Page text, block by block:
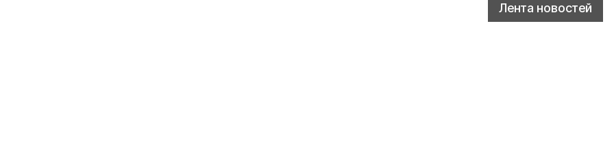
Лента новостей